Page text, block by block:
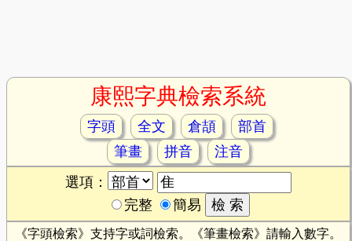
康熙字典檢索系統
字頭 全文 倉頡
部首
筆畫
拼音
注音
選項：
完整
簡易
《字頭檢索》支持字或詞檢索。《筆畫檢索》請輸入數字。